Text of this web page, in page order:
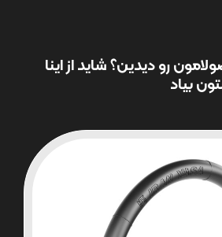
رو دیدین؟ شاید از اینا
بیاد